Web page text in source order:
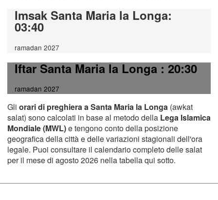
Imsak Santa Maria la Longa:
03:40
ramadan 2027
Iftar Santa Maria la Longa: 20:30
ramadan 2027
Gli orari di preghiera a Santa Maria la Longa (awkat
salat) sono calcolati in base al metodo della Lega Islamica
Mondiale (MWL)e tengono conto della posizione
geografica della città e delle variazioni stagionali dell'ora
legale. Puoi consultare il calendario completo delle salat
per il mese di agosto 2026 nella tabella qui sotto.